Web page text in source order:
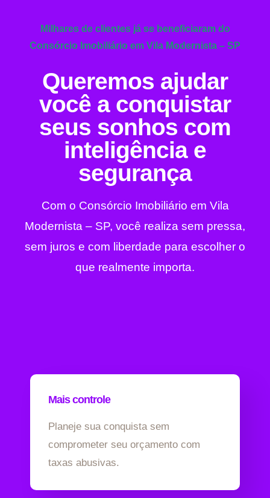
Milhares de clientes já se beneficiaram do
Consórcio Imobiliário em Vila Modernista – SP
Queremos ajudar
você a conquistar
seus sonhos com
inteligência e
segurança
Com o Consórcio Imobiliário em Vila
Modernista – SP, você realiza sem pressa,
sem juros e com liberdade para escolher o
que realmente importa.
Mais controle
Planeje sua conquista sem
comprometer seu orçamento com
taxas abusivas.